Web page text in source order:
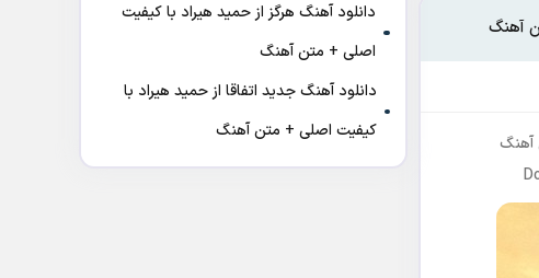
آهنگ
آهنگ
دانلود آهنگ هرگز از حمید هیراد با کیفیت
اصلی + متن آهنگ
دانلود آهنگ جدید اتفاقا از حمید هیراد با
کیفیت اصلی + متن آهنگ